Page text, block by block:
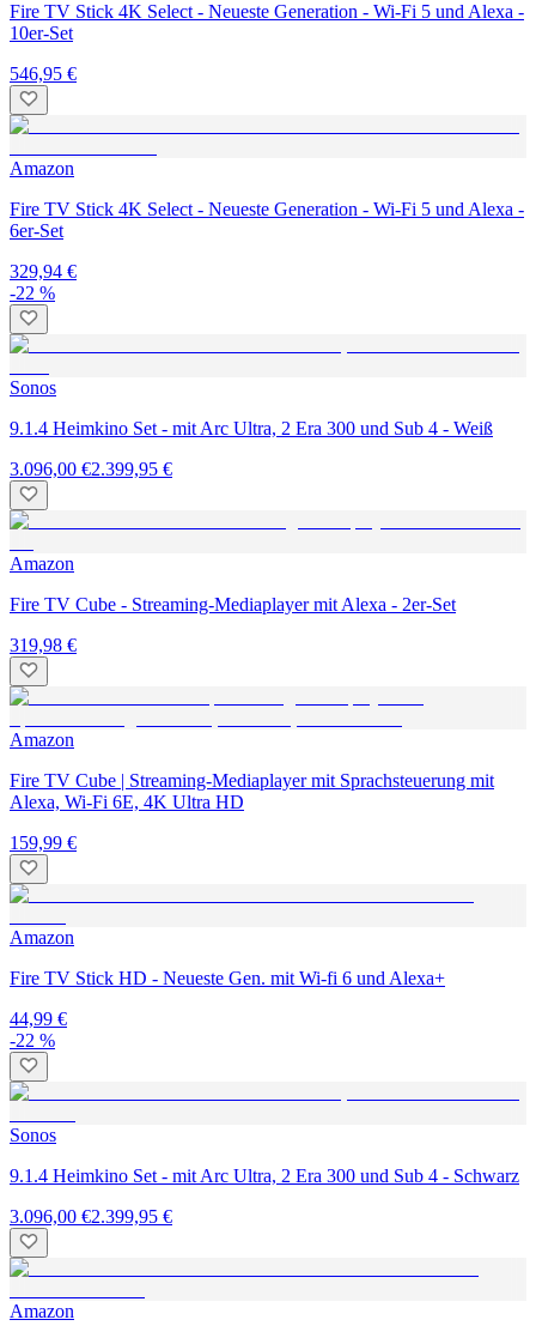
Fire TV Stick 4K Select - Neueste Generation - Wi-Fi 5 und Alexa -
10er-Set
546,95 €
Amazon
Fire TV Stick 4K Select - Neueste Generation - Wi-Fi 5 und Alexa -
6er-Set
329,94 €
-22 %
Sonos
9.1.4 Heimkino Set - mit Arc Ultra, 2 Era 300 und Sub 4 - Weiß
3.096,00 €2.399,95 €
Amazon
Fire TV Cube - Streaming-Mediaplayer mit Alexa - 2er-Set
319,98 €
Amazon
Fire TV Cube | Streaming-Mediaplayer mit Sprachsteuerung mit
Alexa, Wi-Fi 6E, 4K Ultra HD
159,99 €
Amazon
Fire TV Stick HD - Neueste Gen. mit Wi-fi 6 und Alexa+
44,99 €
-22 %
Sonos
9.1.4 Heimkino Set - mit Arc Ultra, 2 Era 300 und Sub 4 - Schwarz
3.096,00 €2.399,95 €
Amazon